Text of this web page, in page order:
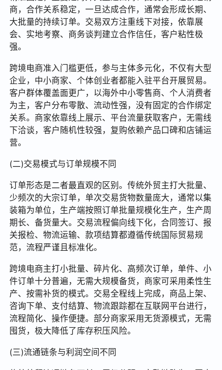
商，合作关系稳定，一旦达成合作，通常会形成长期、
大批量的持续订单。交易双方注重线下对接，依靠展
会、实地考察、商务谈判建立合作信任，客户粘性极
强。
跨境电商准入门槛更低，参与主体多元化，不仅有大型
企业，中小商家、个体创业者都能入驻平台开展贸易。
客户群体覆盖面更广，以海外中小零售商、个人消费者
为主，客户分布零散、流动性强，没有固定的合作绑定
关系。商家依靠线上展示、平台流量获取客户，无需线
下洽谈，客户随机性较强，复购依赖产品口碑和店铺运
营。
(二)交易模式与订单规模不同
订单形态是二者最直观的区别。传统外贸主打大批量、
少频次的大宗订单，单次交易货物数量庞大，通常以集
装箱为单位，生产端按照订单批量规模化生产，生产周
期长、备货量大。交易流程偏向线下化，合同签订、报
关报检、物流运输、款项结算都遵循传统国际贸易规
范，流程严谨且标准化。
跨境电商主打小批量、碎片化、高频次订单，单件、小
件订单十分普遍，无需大规模备货，商家可采用柔性生
产、按需补货的模式。交易全程线上完成，商品上架、
咨询下单、支付结算、物流跟踪都在互联网平台进行，
流程简化、操作便捷。部分商家采用无货源模式，无需
囤货，极大降低了库存积压风险。
(三)流通链条与利润空间不同